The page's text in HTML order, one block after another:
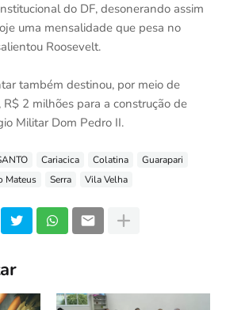
do DF, desonerando assim
uma mensalidade que pesa no
Roosevelt.
também destinou, por meio de
2 milhões para a construção de
Militar Dom Pedro II.
Cariacica Colatina
Guarapari
Mateus Serra Vila Velha